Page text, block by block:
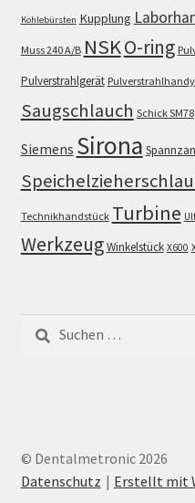
Kohlebürsten Kupplung
Muss 240 A/B NSKO-ring
Pulverstrahlgerät Pulverstrahlhandy
Saugschlauch Schick SM78
Siemens Sirona
Technikhandstück Turbine
WerkzeugWinkelstück X600
nach:
© Dentalmetronic 2026
Datenschutz
Erstellt mit